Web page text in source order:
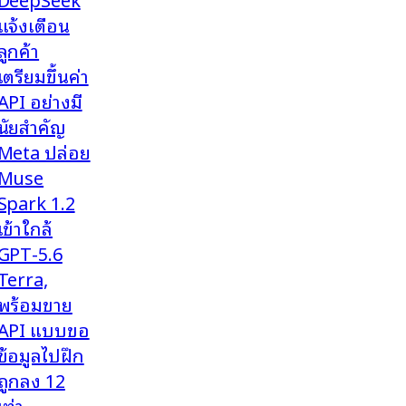
จ้งเตือน
กค้า
ตรียมขึ้นค่า
อย่างมี
ยสำคัญ
ปล่อย
1.2
ข้าใกล้
5.6
ร้อมขาย
แบบขอ
อมูลไปฝึก
กลง 12